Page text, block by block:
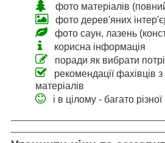
фото матеріалів
фото дерев'яних
фото саун, лазень
корисна інформація
поради як вибрати
рекомендації фахівців
матеріалів
і в цілому - багато